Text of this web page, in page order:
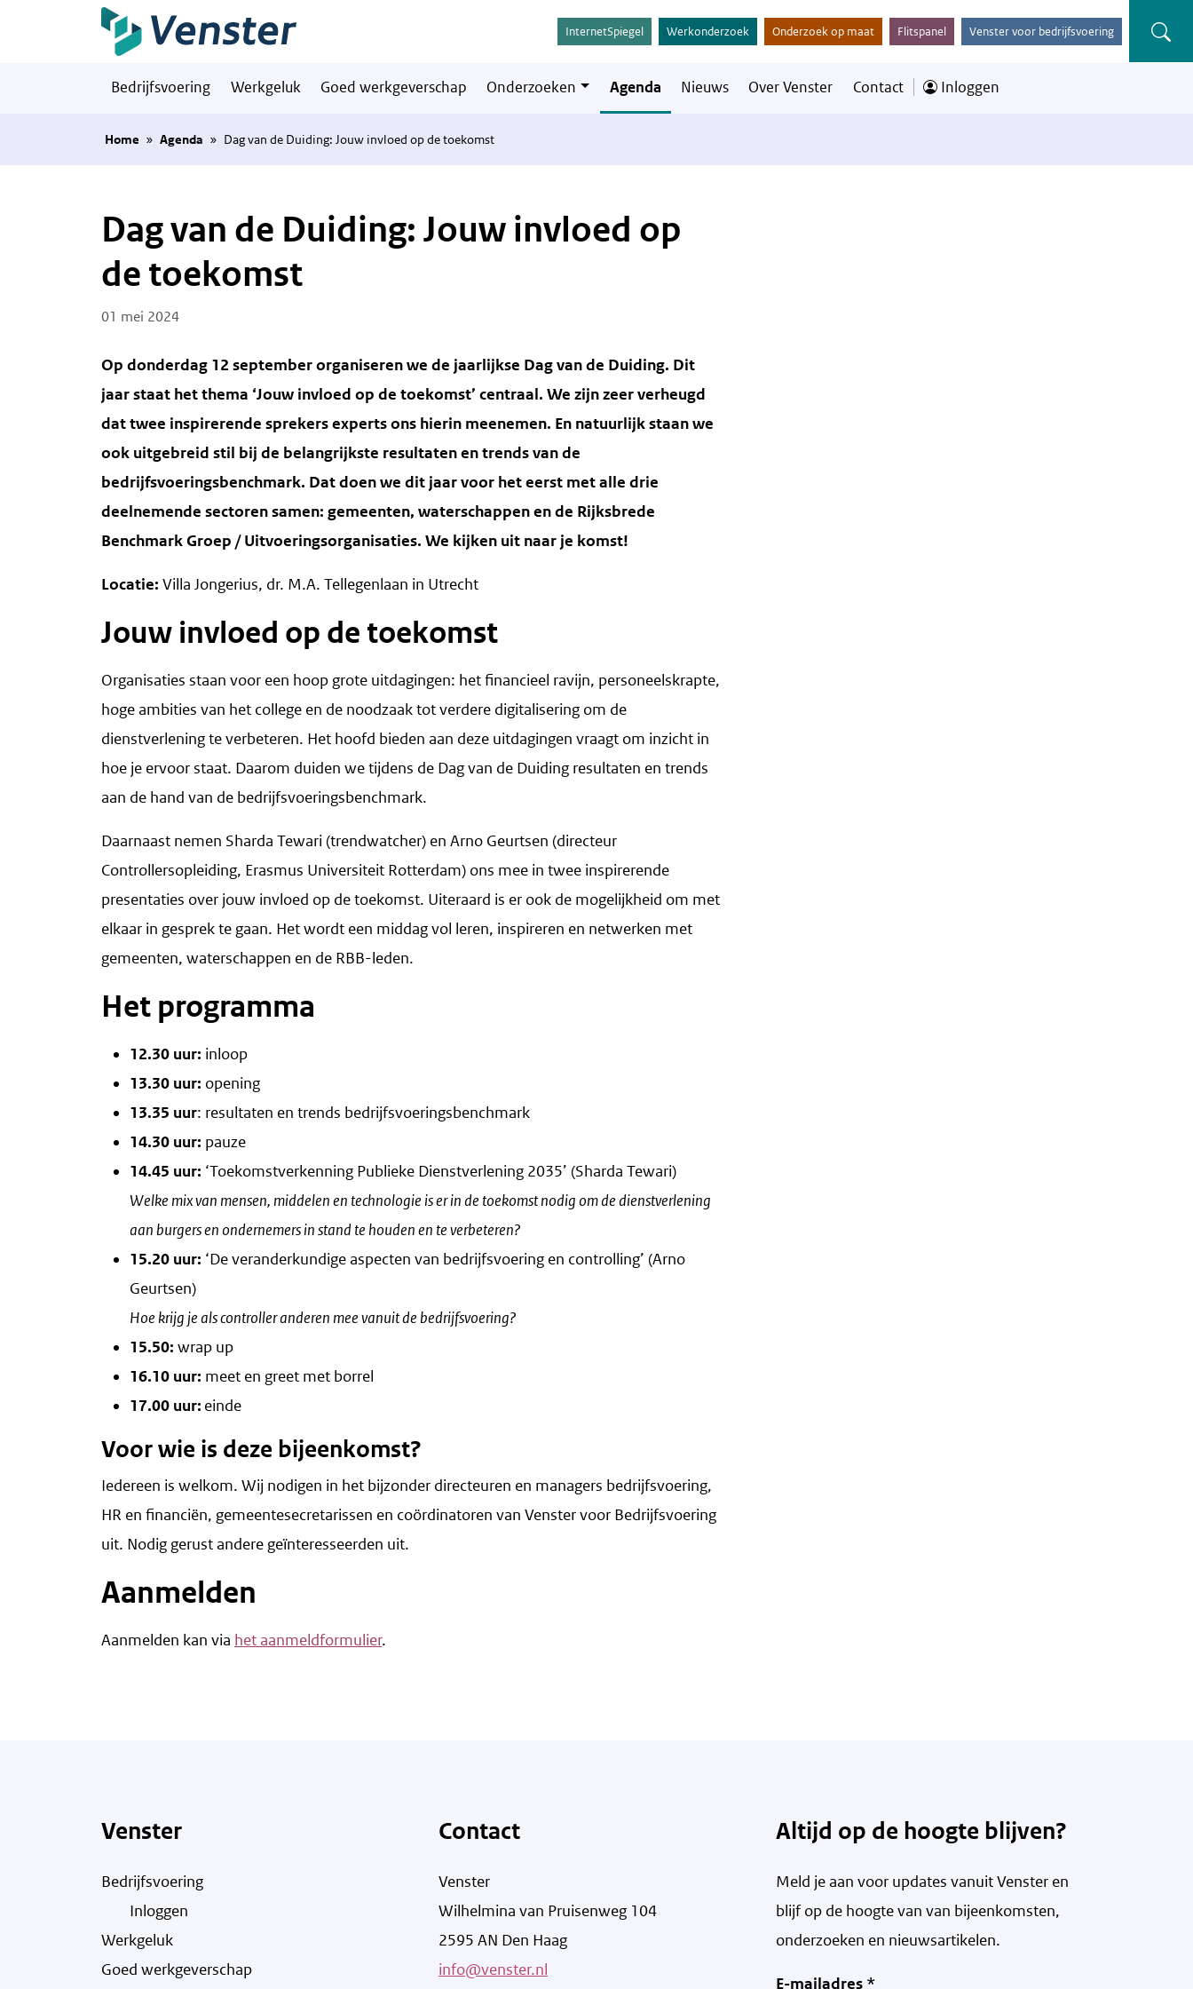
Naar hoofdinhoud
InternetSpiegel Werkonderzoek Onderzoek op maat Flitspanel Venster voor bedrijfsvoering
Bedrijfsvoering Werkgeluk Goed werkgeverschap Onderzoeken Agenda Nieuws Over Venster Contact Inloggen
Home » Agenda » Dag van de Duiding: Jouw invloed op de toekomst
Dag van de Duiding: Jouw invloed op
de toekomst
Posted on
01 mei 2024
Op donderdag 12 september organiseren we de jaarlijkse Dag van de Duiding. Dit
jaar staat het thema ‘Jouw invloed op de toekomst’ centraal. We zijn zeer verheugd
dat twee inspirerende sprekers experts ons hierin meenemen. En natuurlijk staan we
ook uitgebreid stil bij de belangrijkste resultaten en trends van de
bedrijfsvoeringsbenchmark. Dat doen we dit jaar voor het eerst met alle drie
deelnemende sectoren samen: gemeenten, waterschappen en de Rijksbrede
Benchmark Groep / Uitvoeringsorganisaties. We kijken uit naar je komst!
Locatie: Villa Jongerius, dr. M.A. Tellegenlaan in Utrecht
Jouw invloed op de toekomst
Organisaties staan voor een hoop grote uitdagingen: het financieel ravijn, personeelskrapte,
hoge ambities van het college en de noodzaak tot verdere digitalisering om de
dienstverlening te verbeteren. Het hoofd bieden aan deze uitdagingen vraagt om inzicht in
hoe je ervoor staat. Daarom duiden we tijdens de Dag van de Duiding resultaten en trends
aan de hand van de bedrijfsvoeringsbenchmark.
Daarnaast nemen Sharda Tewari (trendwatcher) en Arno Geurtsen (directeur
Controllersopleiding, Erasmus Universiteit Rotterdam) ons mee in twee inspirerende
presentaties over jouw invloed op de toekomst. Uiteraard is er ook de mogelijkheid om met
elkaar in gesprek te gaan. Het wordt een middag vol leren, inspireren en netwerken met
gemeenten, waterschappen en de RBB-leden.
Het programma
12.30 uur: inloop
13.30 uur: opening
13.35 uur: resultaten en trends bedrijfsvoeringsbenchmark
14.30 uur: pauze
14.45 uur: ‘Toekomstverkenning Publieke Dienstverlening 2035’ (Sharda Tewari)
Welke mix van mensen, middelen en technologie is er in de toekomst nodig om de dienstverlening
aan burgers en ondernemers in stand te houden en te verbeteren?
15.20 uur: ‘De veranderkundige aspecten van bedrijfsvoering en controlling’ (Arno
Geurtsen)
Hoe krijg je als controller anderen mee vanuit de bedrijfsvoering?
15.50: wrap up
16.10 uur: meet en greet met borrel
17.00 uur: einde
Voor wie is deze bijeenkomst?
Iedereen is welkom. Wij nodigen in het bijzonder directeuren en managers bedrijfsvoering,
HR en financiën, gemeentesecretarissen en coördinatoren van Venster voor Bedrijfsvoering
uit. Nodig gerust andere geïnteresseerden uit.
Aanmelden
Aanmelden kan via het aanmeldformulier.
Venster
Bedrijfsvoering
Inloggen
Werkgeluk
Goed werkgeverschap
Contact
Venster
Wilhelmina van Pruisenweg 104
2595 AN Den Haag
info@venster.nl
Altijd op de hoogte blijven?
Meld je aan voor updates vanuit Venster en
blijf op de hoogte van van bijeenkomsten,
onderzoeken en nieuwsartikelen.
E-mailadres *